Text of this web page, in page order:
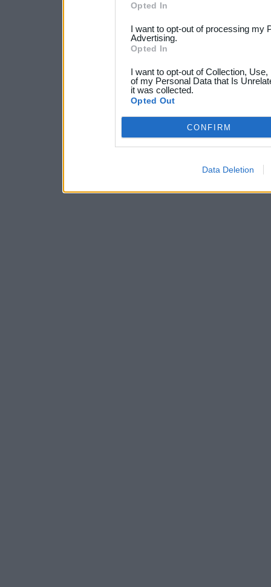
Opted In
I want to opt-out of processing my
Advertising.
Opted In
I want to opt-out of Collection,
of my Personal Data that Is
it was collected.
Opted Out
CONFIRM
Data Deletion